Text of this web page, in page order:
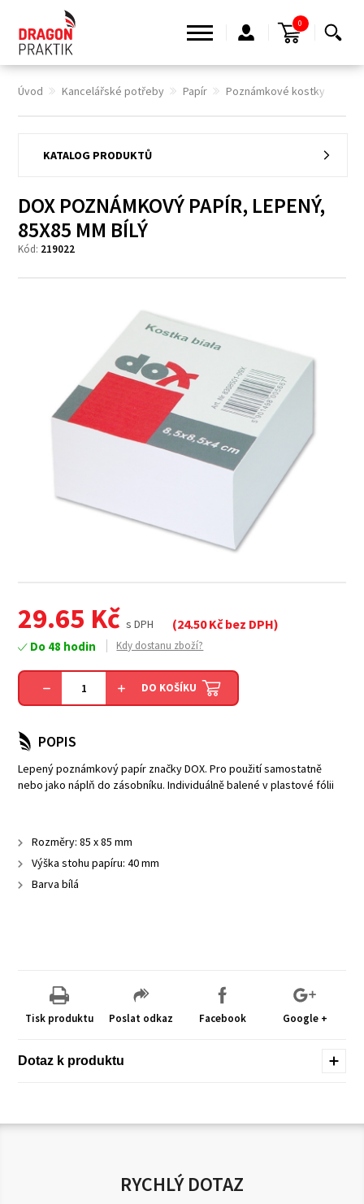
Úvod Kancelářské potřeby Papír Poznámkové kostky
KATALOG PRODUKTŮ
DOX POZNÁMKOVÝ PAPÍR, LEPENÝ,
85X85 MM BÍLÝ
Kód: 219022
29.65 Kčs DPH (24.50Kč bez DPH)
Do 48 hodin Kdy dostanu zboží?
DO KOŠÍKU
POPIS
Lepený poznámkový papír značky DOX. Pro použití samostatně
nebo jako náplň do zásobníku. Individuálně balené v plastové fólii
Rozměry: 85 x 85 mm
Výška stohu papíru: 40 mm
Barva bílá
Tisk produktu Poslat odkaz Facebook Google +
Dotaz k produktu
0
RYCHLÝ DOTAZ